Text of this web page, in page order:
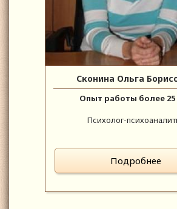
Сконина Ольга
Опыт работы более 25
Психолог-
Подробнее